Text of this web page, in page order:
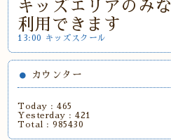
キッズエリアのみ
利用できます
13:00 キッズスクール
カウンター
Today :465
Yesterday :421
Total :985430